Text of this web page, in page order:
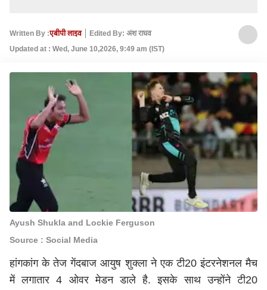
Written By :एबीपी लाइव
Edited By: अंश राघव
Updated at : Wed, June 10,2026, 9:49 am (IST)
Ayush Shukla and Lockie Ferguson
Source : Social Media
हांगकांग के तेज गेंदबाज आयुष शुक्ला ने एक टी20 इंटरनेशनल मैच
में लगातार 4 ओवर मेडन डाले है. इसके साथ उन्होंने टी20